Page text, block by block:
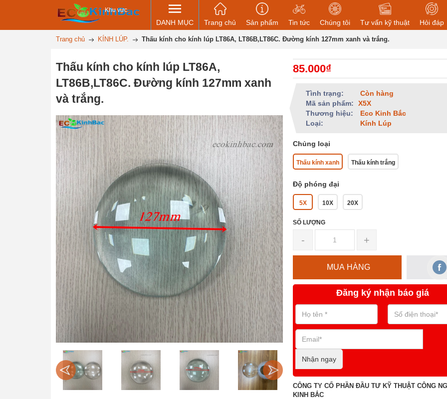
Khu vực
DANH MỤC Trang chủ Sản phẩm Tin tức Chúng tôi Tư vấn kỹ thuật Hỏi đáp
Trang chủ KÍNH LÚP. Thấu kính cho kính lúp LT86A, LT86B,LT86C. Đường kính 127mm xanh và trắng.
Thấu kính cho kính lúp LT86A,
LT86B,LT86C. Đường kính 127mm xanh
và trắng.
85.000₫
Tình trạng:
Còn hàng
Mã sản phẩm:
X5X
Thương hiệu:
Eco Kinh Bắc
Loại:
Kính Lúp
Chủng loại
Thấu kính xanh Thấu kính trắng
Độ phóng đại
5X 10X 20X
SỐ LƯỢNG
- +
MUA HÀNG
Đăng ký nhận báo giá
Nhận ngay
CÔNG TY CỔ PHẦN ĐẦU TƯ KỸ THUẬT CÔNG
KINH BẮC